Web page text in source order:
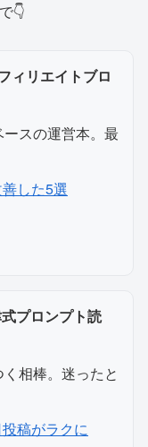
👇
ィリエイトブロ
スの運営本。最
した5選
プロンプト読
相棒。迷ったと
稿がラクに